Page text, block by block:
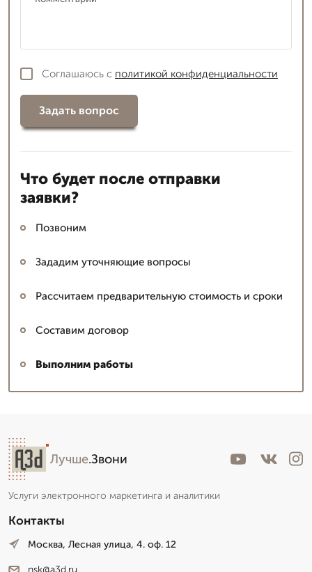
Соглашаюсь с политикой конфиденциальности
Задать вопрос
Что будет после отправки
заявки?
Позвоним
Зададим уточняющие вопросы
Рассчитаем предварительную стоимость и сроки
Составим договор
Выполним работы
Лучше.Звони
Услуги электронного маркетинга и аналитики
Контакты
Москва, Лесная улица, 4. оф. 12